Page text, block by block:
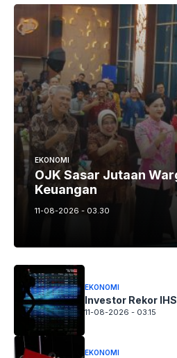
EKONOMI
OJK Sasar Jutaan
Keuangan
11-08-2026 - 03.30
EKONOMI
Investor Rekor
11-08-2026 - 03.15
EKONOMI